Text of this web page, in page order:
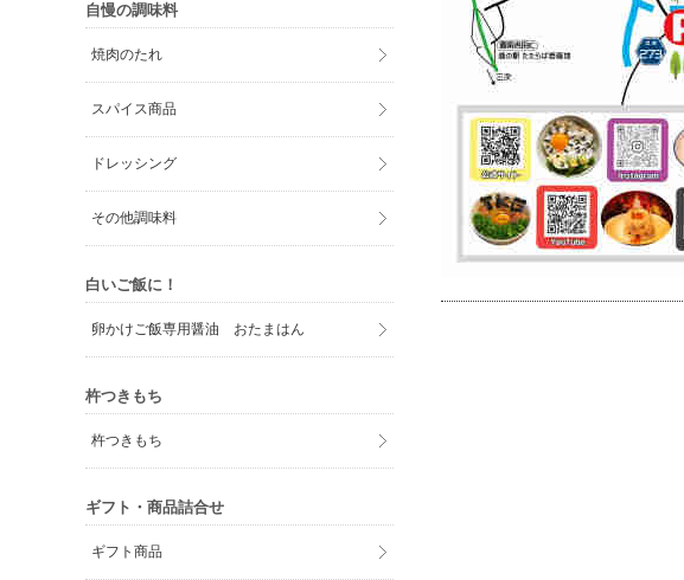
自慢の調味料
焼肉のたれ
スパイス商品
ドレッシング
その他調味料
白いご飯に！
卵かけご飯専用醤油 おたまはん
杵つきもち
杵つきもち
ギフト・商品詰合せ
ギフト商品